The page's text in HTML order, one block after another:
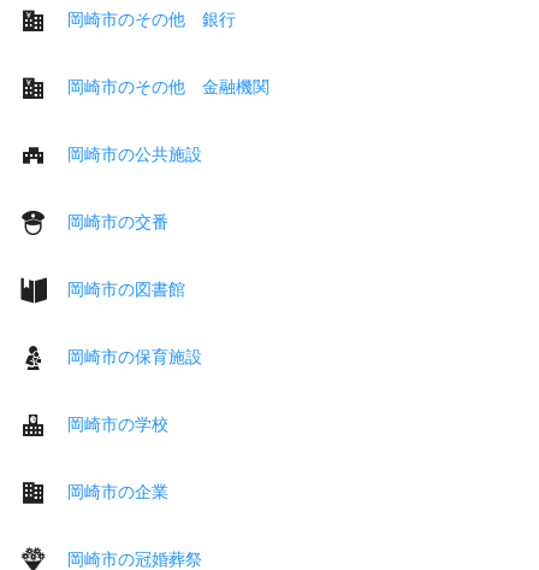
岡崎市のその他 銀行
岡崎市のその他 金融機関
岡崎市の公共施設
岡崎市の交番
岡崎市の図書館
岡崎市の保育施設
岡崎市の学校
岡崎市の企業
岡崎市の冠婚葬祭